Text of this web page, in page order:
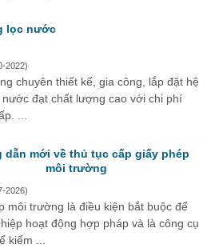
lọc nước
2022)
chuyên thiết kế, gia công, lắp đặt hệ
nước đạt chất lượng cao với chi phí
...
dẫn mới về thủ tục cấp giấy phép
môi trường
2026)
môi trường là điều kiện bắt buộc để
hoạt động hợp pháp và là công cụ
kiểm ...